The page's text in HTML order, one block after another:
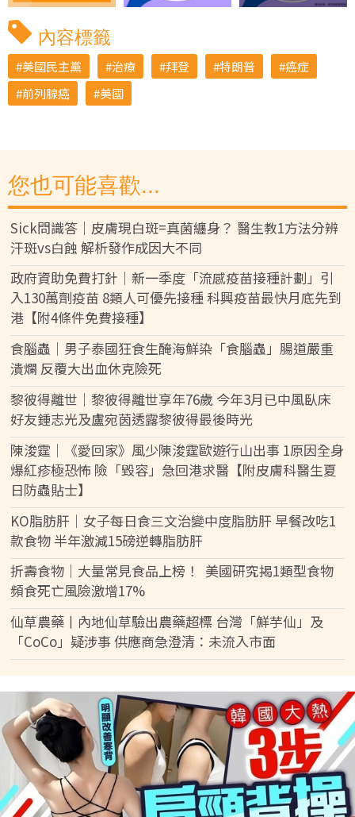
內容標籤
美國民主黨 治療 拜登 特朗普
癌症
前列腺癌
美國
您也可能喜歡...
Sick問識答｜皮膚現白斑=真菌纏身？ 醫生教1方法分辨
汗斑vs白蝕 解析發作成因大不同
政府資助免費打針｜新一季度「流感疫苗接種計劃」引
入130萬劑疫苗 8類人可優先接種 科興疫苗最快月底先到
港【附4條件免費接種】
食腦蟲｜男子泰國狂食生醃海鮮染「食腦蟲」腸道嚴重
潰爛 反覆大出血休克險死
黎彼得離世｜黎彼得離世享年76歲 今年3月已中風臥床
好友鍾志光及盧宛茵透露黎彼得最後時光
陳浚霆｜《愛回家》風少陳浚霆歐遊行山出事 1原因全身
爆紅疹極恐怖 險「毀容」急回港求醫【附皮膚科醫生夏
日防蟲貼士】
KO脂肪肝｜女子每日食三文治變中度脂肪肝 早餐改吃1
款食物 半年激減15磅逆轉脂肪肝
折壽食物｜大量常見食品上榜！ 美國研究揭1類型食物
頻食死亡風險激增17%
仙草農藥丨內地仙草驗出農藥超標 台灣「鮮芋仙」及
「CoCo」疑涉事 供應商急澄清：未流入市面